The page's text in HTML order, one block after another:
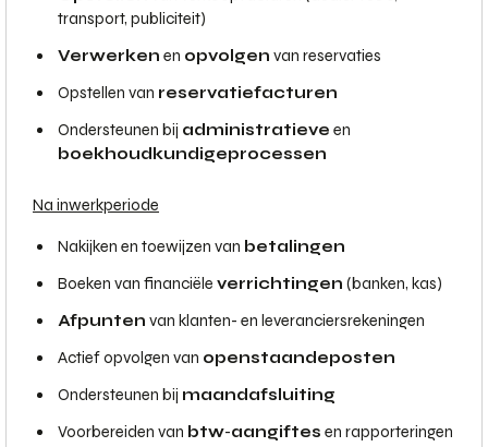
transport, publiciteit)
Verwerken en opvolgen van reservaties
Opstellen van reservatiefacturen
Ondersteunen bij administratieve en
boekhoudkundigeprocessen
Na inwerkperiode
Nakijken en toewijzen van betalingen
Boeken van financiële verrichtingen (banken, kas)
Afpunten van klanten- en leveranciersrekeningen
Actief opvolgen van openstaandeposten
Ondersteunen bij maandafsluiting
Voorbereiden van btw-aangiftes en rapporteringen